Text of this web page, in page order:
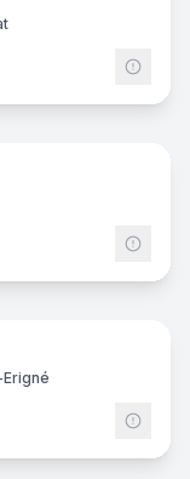
13
19
16